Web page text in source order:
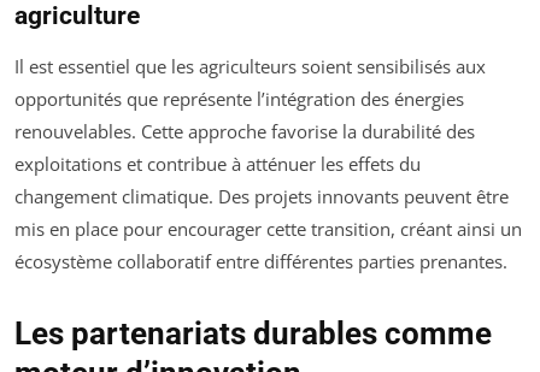
agriculture
Il est essentiel que les agriculteurs soient sensibilisés aux
opportunités que représente l’intégration des énergies
renouvelables. Cette approche favorise la durabilité des
exploitations et contribue à atténuer les effets du
changement climatique. Des projets innovants peuvent être
mis en place pour encourager cette transition, créant ainsi un
écosystème collaboratif entre différentes parties prenantes.
Les partenariats durables comme